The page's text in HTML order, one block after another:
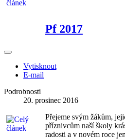
Pf 2017
Vytisknout
E-mail
Podrobnosti
20. prosinec 2016
Přejeme svým žákům,
příznivcům naší školy
radosti a v novém roce